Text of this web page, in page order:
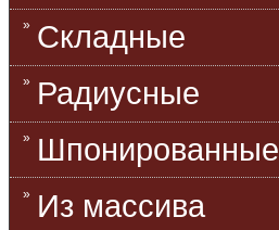
Складные
Радиусные
Шпонированные
Из массива